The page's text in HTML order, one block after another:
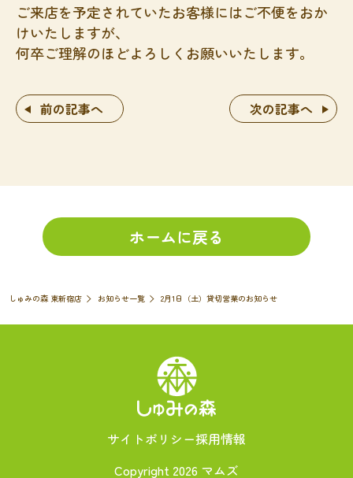
ご来店を予定されていたお客様にはご不便をおか
けいたしますが、
何卒ご理解のほどよろしくお願いいたします。
前の記事へ 次の記事へ
ホームに戻る
しゅみの森 東新宿店 お知らせ一覧 2月1日（土）貸切営業のお知らせ
サイトポリシー採用情報
Copyright 2026 マムズ